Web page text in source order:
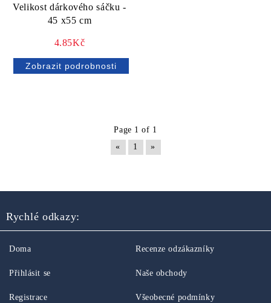
Velikost dárkového sáčku -
45 x55 cm
4.85Kč
Zobrazit podrobnosti
Page 1 of 1
«
1 »
Rychlé odkazy:
Doma
Přihlásit se
Registrace
Recenze odzákazníky
Naše obchody
Všeobecné podmínky